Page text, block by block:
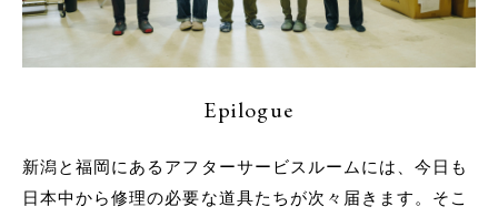
Epilogue
新潟と福岡にあるアフターサービスルームには、今日も
日本中から修理の必要な道具たちが次々届きます。そこ